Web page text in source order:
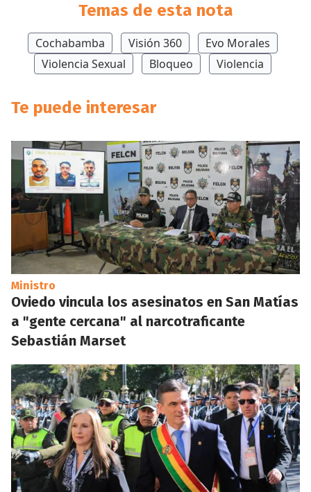
Temas de esta nota
Cochabamba Visión 360
Evo Morales
Violencia Sexual
Bloqueo Violencia
Te puede interesar
Ministro
Oviedo vincula los asesinatos en San Matías
a "gente cercana" al narcotraficante
Sebastián Marset